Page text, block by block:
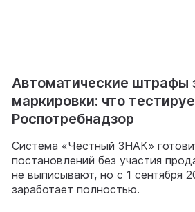
Автоматические штрафы
маркировки: что
Роспотребнадзор
Система «Честный ЗНАК»
постановлений без участия
не выписывают, но с 1 сентября
заработает полностью.